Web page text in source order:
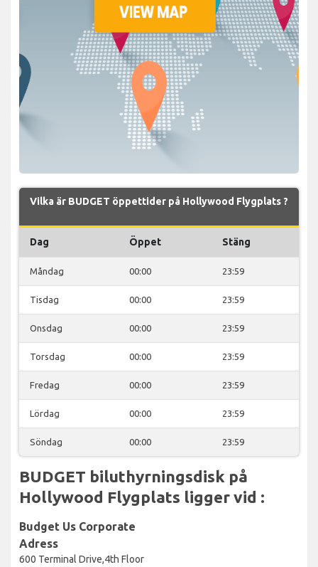
Vilka är BUDGET öppettider på Hollywood Flygplats ?
Dag Öppet Stäng
Måndag 00:00 23:59
Tisdag 00:00 23:59
Onsdag 00:00 23:59
Torsdag 00:00 23:59
Fredag 00:00 23:59
Lördag 00:00 23:59
Söndag 00:00 23:59
BUDGET biluthyrningsdisk på
Hollywood Flygplats ligger vid :
Budget Us Corporate
Adress
600 Terminal Drive,4th Floor